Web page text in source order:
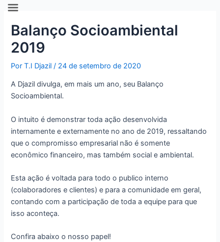
conteúdo
Balanço Socioambiental
2019
PorT.I Djazil/ 24 de setembro de 2020
A Djazil divulga, em mais um ano, seu Balanço
Socioambiental.
O intuito é demonstrar toda ação desenvolvida
internamente e externamente no ano de 2019, ressaltando
que o compromisso empresarial não é somente
econômico financeiro, mas também social e ambiental.
Esta ação é voltada para todo o publico interno
(colaboradores e clientes) e para a comunidade em geral,
contando com a participação de toda a equipe para que
isso aconteça.
Confira abaixo o nosso papel!
Post